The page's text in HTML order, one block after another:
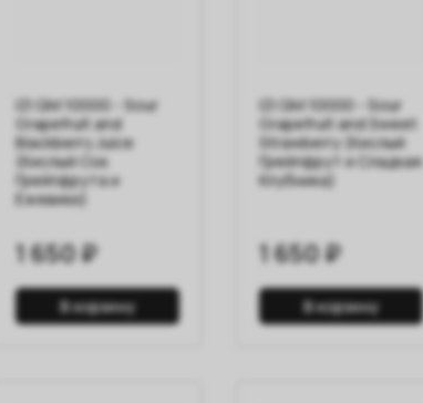
IZI QM 10000 - Sour
Grapefruit and
Blackberry Juice
(Кислый Сок
Грейпфрута и
Ежевики)
1 650 ₽
В корзину
IZI QM 10000 - Sour
Grapefruit and Sweet
Strawberry (Кислый
Грейпфрут и Сладкая
Клубника)
1 650 ₽
В корзину